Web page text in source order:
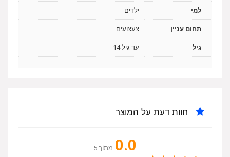
למי ילדים
תחום עניין צעצועים
גיל עד גיל 14
חוות דעת על המוצר
0.0 מִתוֹך 5